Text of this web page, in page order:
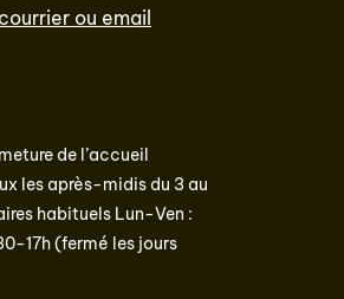
ou email
de l’accueil
les après-midis du 3 au
habituels Lun-Ven :
17h (fermé les jours